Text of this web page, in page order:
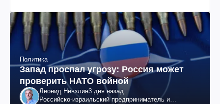
Политика
Запад проспал угрозу: Россия может
проверить НАТО войной
Леонид Невзлин3 дня назад
Российско-израильский предприниматель и